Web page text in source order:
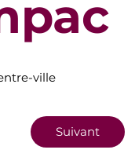
ville
Suivant